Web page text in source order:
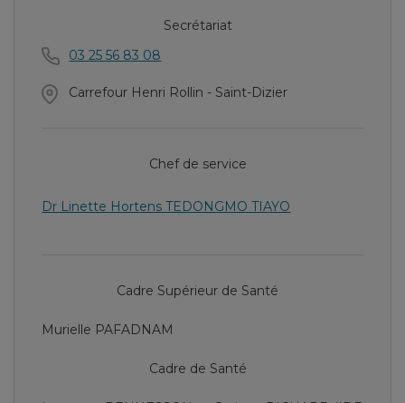
Secrétariat
03 25 56 83 08
Carrefour Henri Rollin - Saint-Dizier
Chef de service
Dr Linette Hortens TEDONGMO TIAYO
Cadre Supérieur de Santé
Murielle PAFADNAM
Cadre de Santé